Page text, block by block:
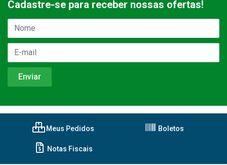
Cadastre-se para receber nossas ofertas!
Meus Pedidos Boletos
Notas Fiscais